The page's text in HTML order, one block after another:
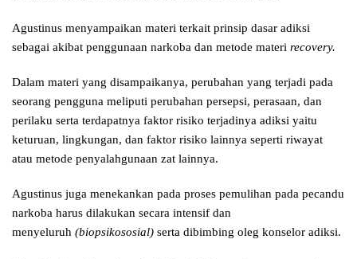
Agustinus menyampaikan materi terkait prinsip dasar adiksi
sebagai akibat penggunaan narkoba dan metode materi recovery.
Dalam materi yang disampaikanya, perubahan yang terjadi pada
seorang pengguna meliputi perubahan persepsi, perasaan, dan
perilaku serta terdapatnya faktor risiko terjadinya adiksi yaitu
keturuan, lingkungan, dan faktor risiko lainnya seperti riwayat
atau metode penyalahgunaan zat lainnya.
Agustinus juga menekankan pada proses pemulihan pada pecandu
narkoba harus dilakukan secara intensif dan
menyeluruh (biopsikososial) serta dibimbing oleg konselor adiksi.